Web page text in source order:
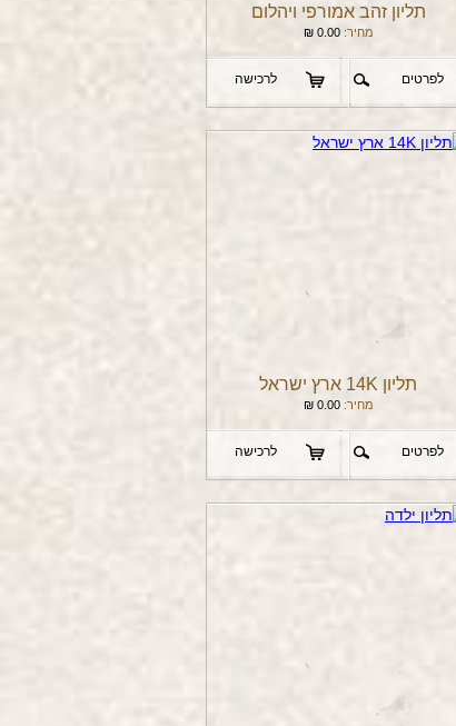
תליון זהב אמורפי ויהלום
מחיר: 0.00
₪
לפרטים לרכישה
תליון 14K ארץ ישראל
מחיר: 0.00
₪
לפרטים לרכישה